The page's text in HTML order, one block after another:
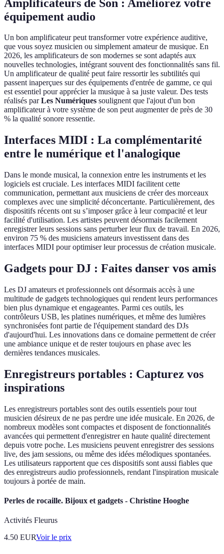
Amplificateurs de Son : Améliorez votre
équipement audio
Un bon amplificateur peut transformer votre expérience auditive,
que vous soyez musicien ou simplement amateur de musique. En
2026, les amplificateurs de son modernes se sont adaptés aux
nouvelles technologies, intégrant souvent des fonctionnalités sans fil.
Un amplificateur de qualité peut faire ressortir les subtilités qui
passent inaperçues sur des équipements d'entrée de gamme, ce qui
est essentiel pour apprécier la musique à sa juste valeur. Des tests
réalisés parLes Numériques soulignent que l'ajout d'un bon
amplificateur à votre système de son peut augmenter de près de 30
% la qualité sonore ressentie.
Interfaces MIDI : La complémentarité
entre le numérique et l'analogique
Dans le monde musical, la connexion entre les instruments et les
logiciels est cruciale. Les interfaces MIDI facilitent cette
communication, permettant aux musiciens de créer des morceaux
complexes avec une simplicité déconcertante. Particulièrement, des
dispositifs récents ont su s’imposer grâce à leur compacité et leur
facilité d'utilisation. Les artistes peuvent désormais facilement
enregistrer leurs sessions sans perturber leur flux de travail. En 2026,
environ 75 % des musiciens amateurs investissent dans des
interfaces MIDI pour optimiser leur processus de création musicale.
Gadgets pour DJ : Faites danser vos amis
Les DJ amateurs et professionnels ont désormais accès à une
multitude de gadgets technologiques qui rendent leurs performances
bien plus dynamique et engageantes. Parmi ces outils, les
contrôleurs USB, les platines numériques, et même des lumières
synchronisées font partie de l'équipement standard des DJs
d'aujourd'hui. Les innovations dans ce domaine permettent de créer
une ambiance unique et de rester toujours en phase avec les
dernières tendances musicales.
Enregistreurs portables : Capturez vos
inspirations
Les enregistreurs portables sont des outils essentiels pour tout
musicien désireux de ne pas perdre une idée musicale. En 2026, de
nombreux modèles sont compactes et disposent de fonctionnalités
avancées qui permettent d'enregistrer en haute qualité directement
depuis votre poche. Les musiciens peuvent enregistrer des sessions
live, des jam sessions, ou même des idées mélodiques spontanées.
Les utilisateurs rapportent que ces dispositifs sont aussi fiables que
des enregistreurs audio professionnels, rendant l'inspiration musicale
toujours à portée de main.
Perles de rocaille. Bijoux et gadgets - Christine Hooghe
Activités Fleurus
4.50 EURVoir le prix